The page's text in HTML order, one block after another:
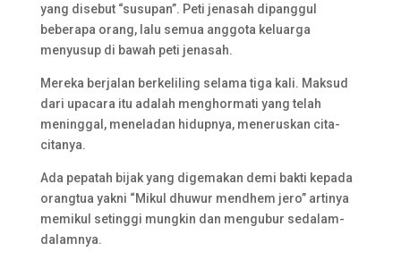
yang disebut “susupan”. Peti jenasah dipanggul
beberapa orang, lalu semua anggota keluarga
menyusup di bawah peti jenasah.
Mereka berjalan berkeliling selama tiga kali. Maksud
dari upacara itu adalah menghormati yang telah
meninggal, meneladan hidupnya, meneruskan cita-
citanya.
Ada pepatah bijak yang digemakan demi bakti kepada
orangtua yakni “Mikul dhuwur mendhem jero” artinya
memikul setinggi mungkin dan mengubur sedalam-
dalamnya.